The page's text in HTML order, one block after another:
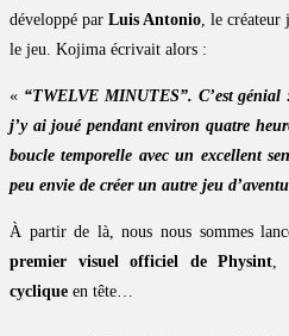
développé par Luis Antonio , le
le jeu. Kojima écrivait alors :
« “TWELVE MINUTES”. C’est
j’y ai joué pendant environ quatre
boucle temporelle avec un excellent
peu envie de créer un autre jeu
À partir de là, nous nous sommes
premier visuel officiel de Physint ,
cyclique en tête…